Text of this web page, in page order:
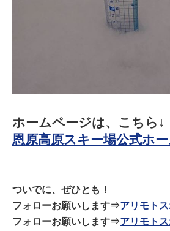
ホームページは、こちら↓
恩原高原スキー場公式ホ
ついでに、ぜひとも！
フォローお願いします⇒アリモト
フォローお願いします⇒アリモト